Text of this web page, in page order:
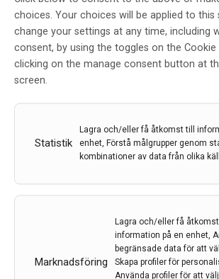
choices. Your choices will be applied to this
change your settings at any time, including
consent, by using the toggles on the Cookie
clicking on the manage consent button at
screen.
Statistik
Lagra och/eller få åtkomst till
enhet, Förstå målgrupper genom
kombinationer av data från olika
Marknadsföring
Lagra och/eller få åtkomst
information på en enhet,
begränsade data för att
Skapa profiler för
Använda profiler för att
Därför mår kvinnor med multipel
Kvinnor som har den autoimmuna